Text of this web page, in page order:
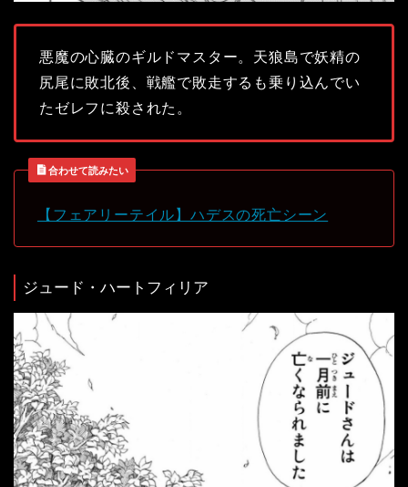
悪魔の心臓のギルドマスター。天狼島で妖精の
尻尾に敗北後、戦艦で敗走するも乗り込んでい
たゼレフに殺された。
合わせて読みたい
【フェアリーテイル】ハデスの死亡シーン
ジュード・ハートフィリア